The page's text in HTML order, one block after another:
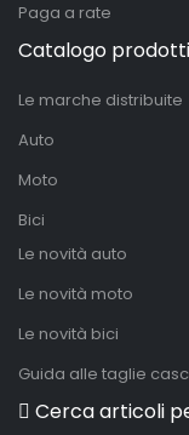
Paga a rate
Catalogo prodotti
Le marche distribuite
Auto
Moto
Bici
Le novità auto
Le novità moto
Le novità bici
Guida alle taglie
Cerca articoli